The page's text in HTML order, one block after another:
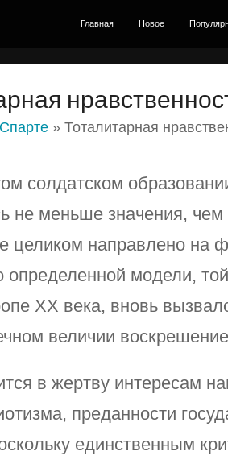
Главная Новое
» Тоталитарная
солдатском
не меньше значения, чем
целиком направлено на
определенной модели,
XX века, вновь
величии
в жертву интересам
преданности
единственным